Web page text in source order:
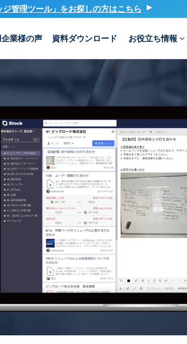
管理ツール」をお探しの方はこちら
業様の声 資料ダウンロード お役立ち情報